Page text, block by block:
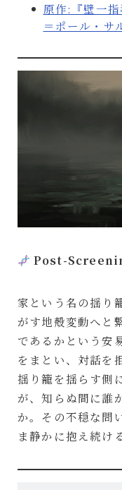
原作:『壁一
＝ポール・サ
Post-
家という名の揺り
がす地殻変動へと
であるかという安
をまとい、対話を
揺り籠を揺らす側
が、知らぬ間に誰
か。その不穏な問
ま静かに抱え続け